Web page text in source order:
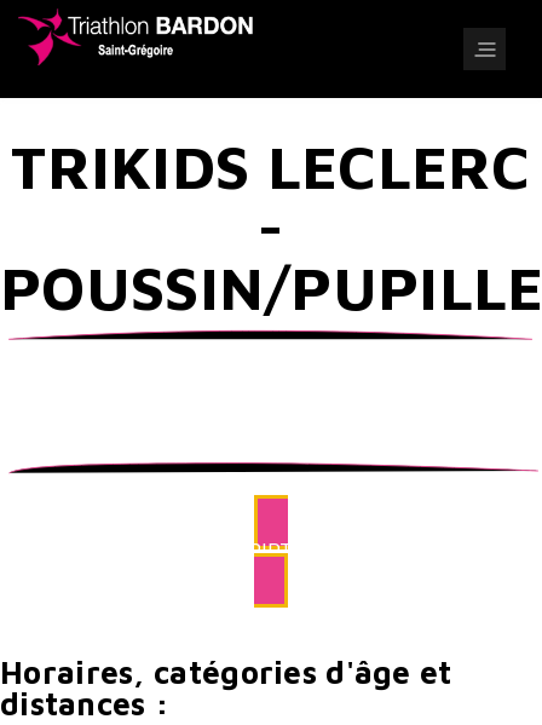
TRIKIDS LECLERC
-
POUSSIN/
INSCRIPTIONS
Horaires, catégories d'âge et
distances :